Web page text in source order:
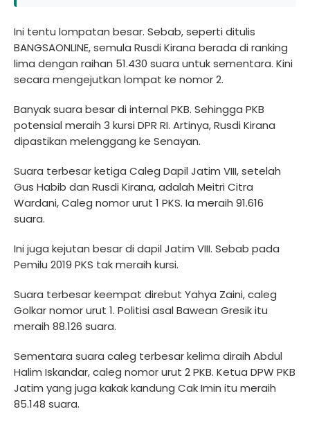
Ini tentu lompatan besar. Sebab, seperti ditulis
BANGSAONLINE, semula Rusdi Kirana berada di ranking
lima dengan raihan 51.430 suara untuk sementara. Kini
secara mengejutkan lompat ke nomor 2.
Banyak suara besar di internal PKB. Sehingga PKB
potensial meraih 3 kursi DPR RI. Artinya, Rusdi Kirana
dipastikan melenggang ke Senayan.
Suara terbesar ketiga Caleg Dapil Jatim VIII, setelah
Gus Habib dan Rusdi Kirana, adalah Meitri Citra
Wardani, Caleg nomor urut 1 PKS. Ia meraih 91.616
suara.
Ini juga kejutan besar di dapil Jatim VIII. Sebab pada
Pemilu 2019 PKS tak meraih kursi.
Suara terbesar keempat direbut Yahya Zaini, caleg
Golkar nomor urut 1. Politisi asal Bawean Gresik itu
meraih 88.126 suara.
Sementara suara caleg terbesar kelima diraih Abdul
Halim Iskandar, caleg nomor urut 2 PKB. Ketua DPW PKB
Jatim yang juga kakak kandung Cak Imin itu meraih
85.148 suara.